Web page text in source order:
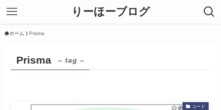
りーほーブログ
ホーム Prisma
Prisma – tag –
コード